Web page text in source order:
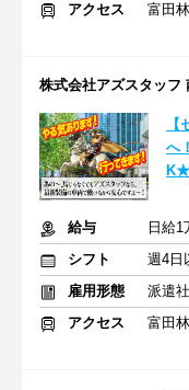
アクセス
富田
株式会社アズスタッフ
へ
K★
給与
日給
シフト
週4日
雇用形態
派遣
アクセス
富田